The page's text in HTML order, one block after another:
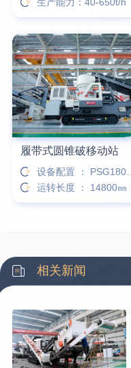
履带式圆锥破移动站
设备配置 ： PSG180、HP300
运转长度 ： 14800㎜
相关新闻